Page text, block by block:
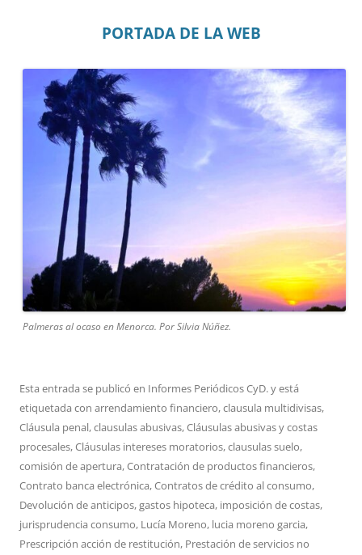
PORTADA DE LA WEB
Palmeras al ocaso en Menorca. Por Silvia Núñez.
Esta entrada se publicó en Informes Periódicos CyD.y está
etiquetada con arrendamiento financiero,clausula multidivisas,
Cláusula penal,clausulas abusivas,Cláusulas abusivas y costas
procesales,Cláusulas intereses moratorios,clausulas suelo,
comisión de apertura,Contratación de productos financieros,
Contrato banca electrónica,Contratos de crédito al consumo,
Devolución de anticipos,gastos hipoteca, imposición de costas,
jurisprudencia consumo, Lucía Moreno, lucia moreno garcia,
Prescripción acción de restitución, Prestación de servicios no